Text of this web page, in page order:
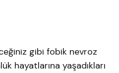
gibi fobik nevroz
hayatlarına yaşadıkları